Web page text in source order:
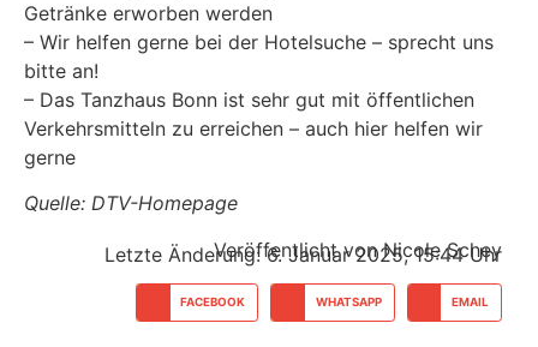
Getränke erworben werden
– Wir helfen gerne bei der Hotelsuche – sprecht uns
bitte an!
– Das Tanzhaus Bonn ist sehr gut mit öffentlichen
Verkehrsmitteln zu erreichen – auch hier helfen wir
gerne
Quelle: DTV-Homepage
Veröffentlicht von Nicole Schey
Letzte Änderung: 6. Januar 2025, 15:44 Uhr
FACEBOOK WHATSAPP EMAIL